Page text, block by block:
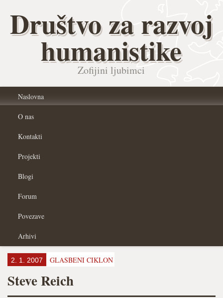
Društvo za razvoj
humanistike
Zofijini ljubimci
Naslovna
O nas
Kontakti
Projekti
Blogi
Forum
Povezave
Arhivi
2. 1. 2007 GLASBENI CIKLON
Steve Reich